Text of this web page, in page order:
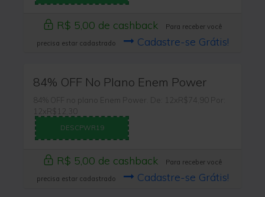
R$ 5,00 de cashback
Para receber você
precisa estar cadastrado
Cadastre-se Grátis!
84% OFF No Plano Enem Power
84% OFF no plano Enem Power. De: 12xR$74,90 Por:
12xR$12,30
DESCPWR19
R$ 5,00 de cashback
Para receber você
precisa estar cadastrado
Cadastre-se Grátis!